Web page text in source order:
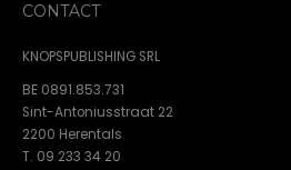
CONTACT
KNOPSPUBLISHING SRL
BE 0891.853.731
Sint-Antoniusstraat 22
2200 Herentals
T. 09 233 34 20